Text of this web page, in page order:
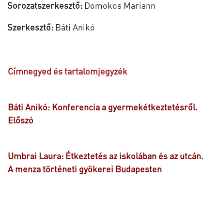
Sorozatszerkesztő: Domokos Mariann
Szerkesztő: Báti Anikó
Címnegyed és tartalomjegyzék
Báti Anikó: Konferencia a gyermekétkeztetésről.
Előszó
Umbrai Laura: Étkeztetés az iskolában és az utcán.
A menza történeti gyökerei Budapesten